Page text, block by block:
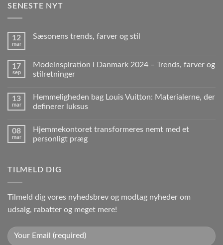
SENESTE NYT
12
mar
Sæsonens trends, farver og stil
17
sep
Modeinspiration i Danmark 2024 – Trends, farver og
stilretninger
13
mar
Hemmeligheden bag Louis Vuitton: Materialerne, der
definerer luksus
08
mar
Hjemmekontoret transformeres nemt med et
personligt præg
TILMELD DIG
Tilmeld dig vores nyhedsbrev og modtag nyheder om
udsalg, rabatter og meget mere!